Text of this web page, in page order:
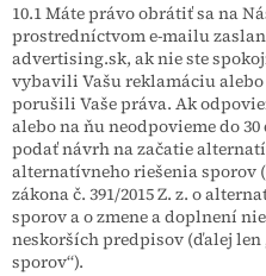
10.1 Máte právo obrátiť sa na
prostredníctvom e-mailu
advertising.sk, ak nie ste
vybavili Vašu reklamáciu alebo
porušili Vaše práva. Ak
alebo na ňu neodpovieme do
podať návrh na začatie
alternatívneho riešenia sporov
zákona č. 391/2015 Z. z. o
sporov a o zmene a doplnení
neskorších predpisov (ďalej
sporov“).